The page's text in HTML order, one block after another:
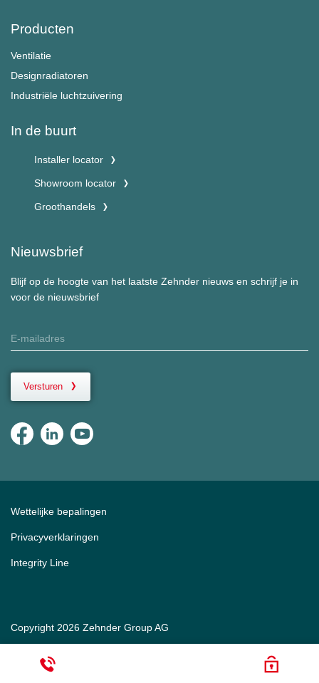
Producten
Ventilatie
Designradiatoren
Industriële luchtzuivering
In de buurt
Installer locator
Showroom locator
Groothandels
Nieuwsbrief
Blijf op de hoogte van het laatste Zehnder nieuws en schrijf je in
voor de nieuwsbrief
Versturen
Copyright 2026 Zehnder Group AG
Wettelijke bepalingen
Privacyverklaringen
Integrity Line